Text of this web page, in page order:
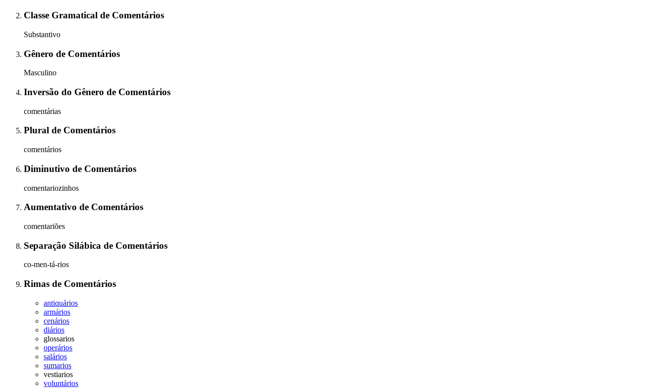
Classe Gramatical de Comentários
Substantivo
Gênero de Comentários
Masculino
Inversão do Gênero de Comentários
comentárias
Plural de Comentários
comentários
Diminutivo de Comentários
comentariozinhos
Aumentativo de Comentários
comentariões
Separação Silábica de Comentários
co-men-tá-rios
Rimas de Comentários
antiquários
armários
cenários
diários
glossarios
operários
salários
sumarios
vestiarios
voluntários